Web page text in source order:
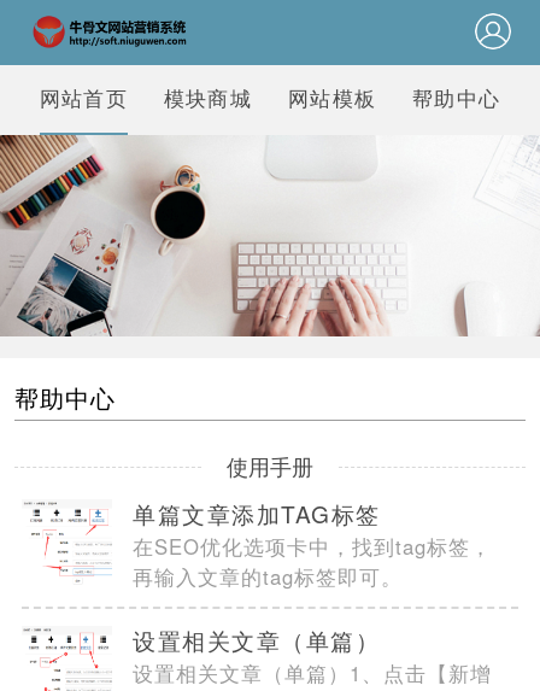
网站首页 模块商城 网站模板 帮助中心
帮助中心
使用手册
单篇文章添加TAG标签
在SEO优化选项卡中，找到tag标签，
再输入文章的tag标签即可。
设置相关文章（单篇）
设置相关文章（单篇）1、点击【新增